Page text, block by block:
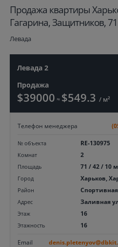
Продажа квартиры
Гагарина, Защитников,
Левада
Левада 2
Продажа
$39000 ≈ $549.3 / м²
Телефон менеджера
№ объекта RE-130975
Комнат 2
Площадь 71 / 42 / 10
Город Харьков,
Район
Адрес Заливная
Этаж 16
Этажность 16
Email